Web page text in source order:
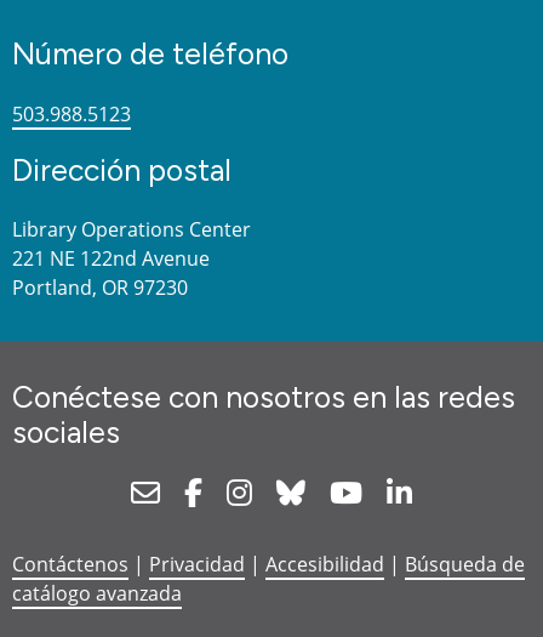
Número de teléfono
503.988.5123
Dirección postal
Library Operations Center
221 NE 122nd Avenue
Portland, OR 97230
Conéctese con nosotros en las redes
sociales
NewsletterFacebookInstagram
Bluesky Youtube
Contáctenos | Privacidad | Accesibilidad | Búsqueda de
catálogo avanzada